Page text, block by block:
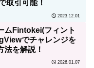
取引可能！
2023.12.01
ムFintokei(フィント
でチャレンジを
法を解説！
2026.01.07